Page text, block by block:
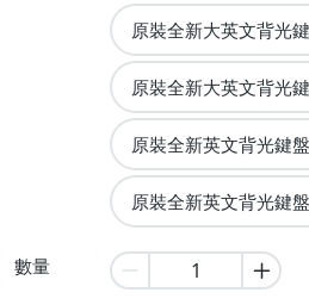
原裝全新大英文背光
原裝全新大英文背光
原裝全新英文背光鍵
原裝全新英文背光鍵
數量